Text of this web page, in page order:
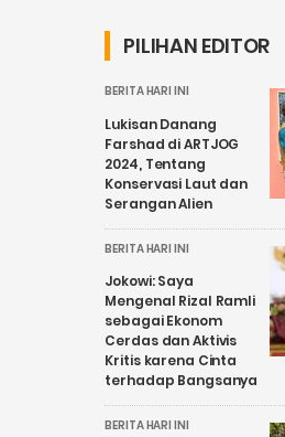
PILIHAN EDITOR
BERITA HARI INI
Lukisan Danang
Farshad di ARTJOG
2024, Tentang
Konservasi Laut dan
Serangan Alien
BERITA HARI INI
Jokowi: Saya
Mengenal Rizal Ramli
sebagai Ekonom
Cerdas dan Aktivis
Kritis karena Cinta
terhadap Bangsanya
BERITA HARI INI